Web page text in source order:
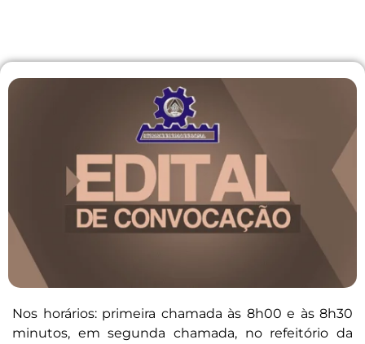
Nos horários: primeira chamada às 8h00 e às 8h30
minutos, em segunda chamada, no refeitório da